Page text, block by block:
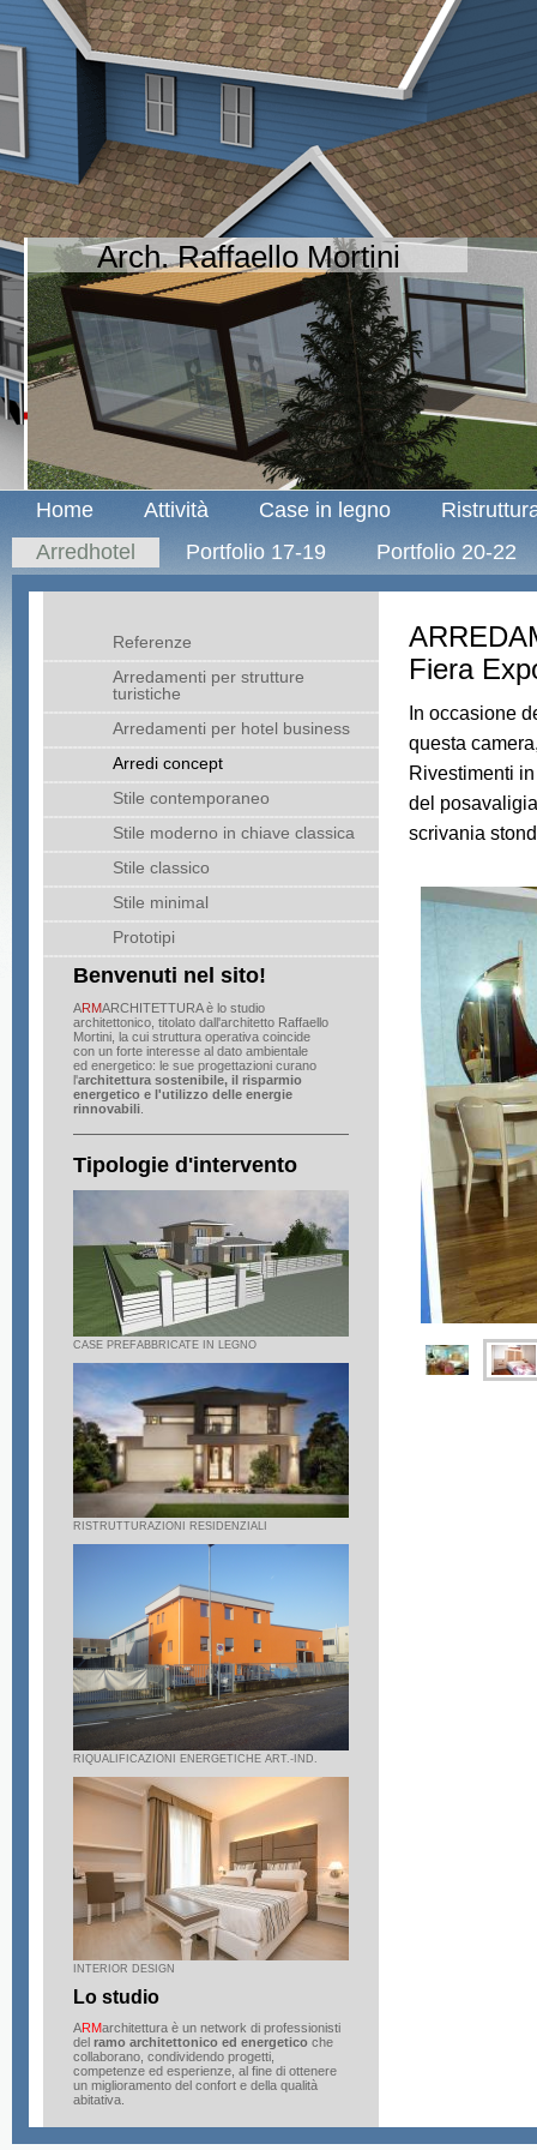
Arch. Raffaello Mortini
Home Attività Case in legno
Arredhotel
Portfolio 17-19 Portfolio 20-22
Fiera
In occasione
questa
Rivestimenti
del
scrivania
Referenze
Arredamenti per strutture
turistiche
Arredamenti per hotel business
Arredi concept
Stile contemporaneo
Stile moderno in chiave classica
Stile classico
Stile minimal
Prototipi
Benvenuti nel sito!
ARMARCHITETTURA è lo studio
architettonico, titolato dall'architetto Raffaello
Mortini, la cui struttura operativa coincide
con un forte interesse al dato ambientale
ed energetico: le sue progettazioni curano
l'architettura sostenibile, il risparmio
energetico e l'utilizzo delle energie
rinnovabili
Tipologie d'intervento
CASE PREFABBRICATE IN LEGNO
RISTRUTTURAZIONI RESIDENZIALI
RIQUALIFICAZIONI ENERGETICHE ART.-IND.
INTERIOR DESIGN
Lo studio
ARMarchitettura è un network di professionisti
del ramo architettonico ed energetico che
collaborano, condividendo progetti,
competenze ed esperienze, al fine di ottenere
un miglioramento del confort e della qualità
abitativa.